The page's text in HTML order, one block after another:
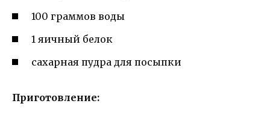
100 граммов воды
1 яичный белок
сахарная пудра для посыпки
Приготовление: